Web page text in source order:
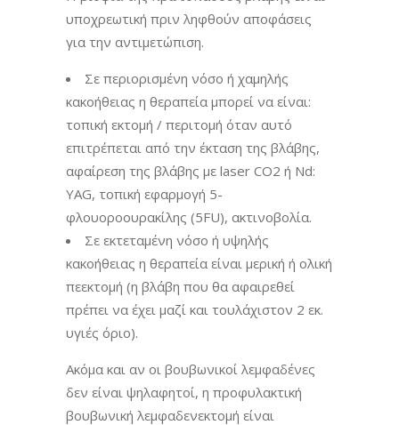
υποχρεωτική πριν ληφθούν αποφάσεις
για την αντιμετώπιση.
Σε περιορισμένη νόσο ή χαμηλής
κακοήθειας η θεραπεία μπορεί να είναι:
τοπική εκτομή / περιτομή όταν αυτό
επιτρέπεται από την έκταση της βλάβης,
αφαίρεση της βλάβης με laser CO2 ή Nd:
YAG, τοπική εφαρμογή 5-
φλουοροουρακίλης (5FU), ακτινοβολία.
Σε εκτεταμένη νόσο ή υψηλής
κακοήθειας η θεραπεία είναι μερική ή ολική
πεεκτομή (η βλάβη που θα αφαιρεθεί
πρέπει να έχει μαζί και τουλάχιστον 2 εκ.
υγιές όριο).
Ακόμα και αν οι βουβωνικοί λεμφαδένες
δεν είναι ψηλαφητοί, η προφυλακτική
βουβωνική λεμφαδενεκτομή είναι